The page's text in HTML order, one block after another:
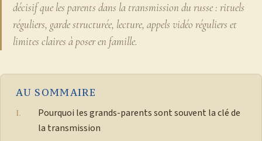
décisif que les parents dans la transmission du russe : rituels
réguliers, garde structurée, lecture, appels vidéo réguliers et
limites claires à poser en famille.
AU SOMMAIRE
Pourquoi les grands-parents sont souvent la clé de
la transmission